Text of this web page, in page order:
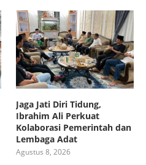
Jaga Jati Diri Tidung,
Ibrahim Ali Perkuat
Kolaborasi Pemerintah dan
Lembaga Adat
Agustus 8, 2026